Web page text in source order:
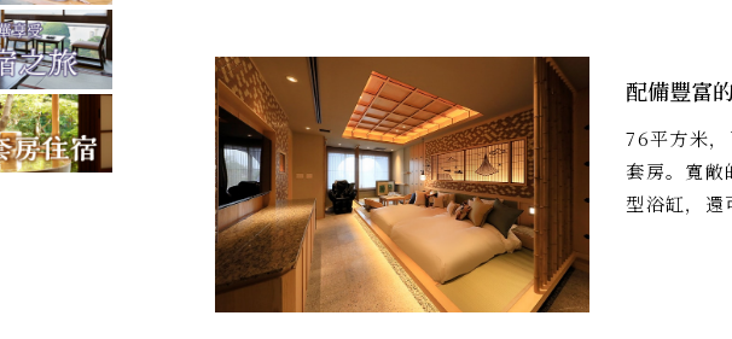
配備豐富
76平方米
套房。寬
型浴缸，